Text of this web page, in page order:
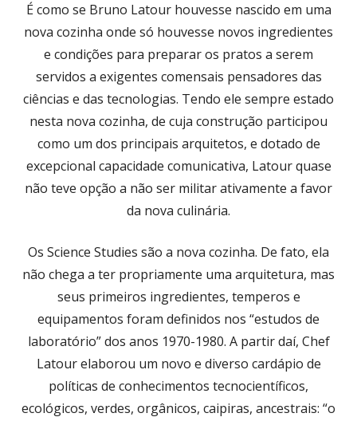
É como se Bruno Latour houvesse nascido em uma
nova cozinha onde só houvesse novos ingredientes
e condições para preparar os pratos a serem
servidos a exigentes comensais pensadores das
ciências e das tecnologias. Tendo ele sempre estado
nesta nova cozinha, de cuja construção participou
como um dos principais arquitetos, e dotado de
excepcional capacidade comunicativa, Latour quase
não teve opção a não ser militar ativamente a favor
da nova culinária.
Os Science Studies são a nova cozinha. De fato, ela
não chega a ter propriamente uma arquitetura, mas
seus primeiros ingredientes, temperos e
equipamentos foram definidos nos “estudos de
laboratório” dos anos 1970-1980. A partir daí, Chef
Latour elaborou um novo e diverso cardápio de
políticas de conhecimentos tecnocientíficos,
ecológicos, verdes, orgânicos, caipiras, ancestrais: “o